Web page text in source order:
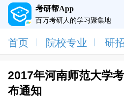
考研帮App
百万考研人的学习聚集地
首页 院校专业 研
2017年河南师范大学
布通知